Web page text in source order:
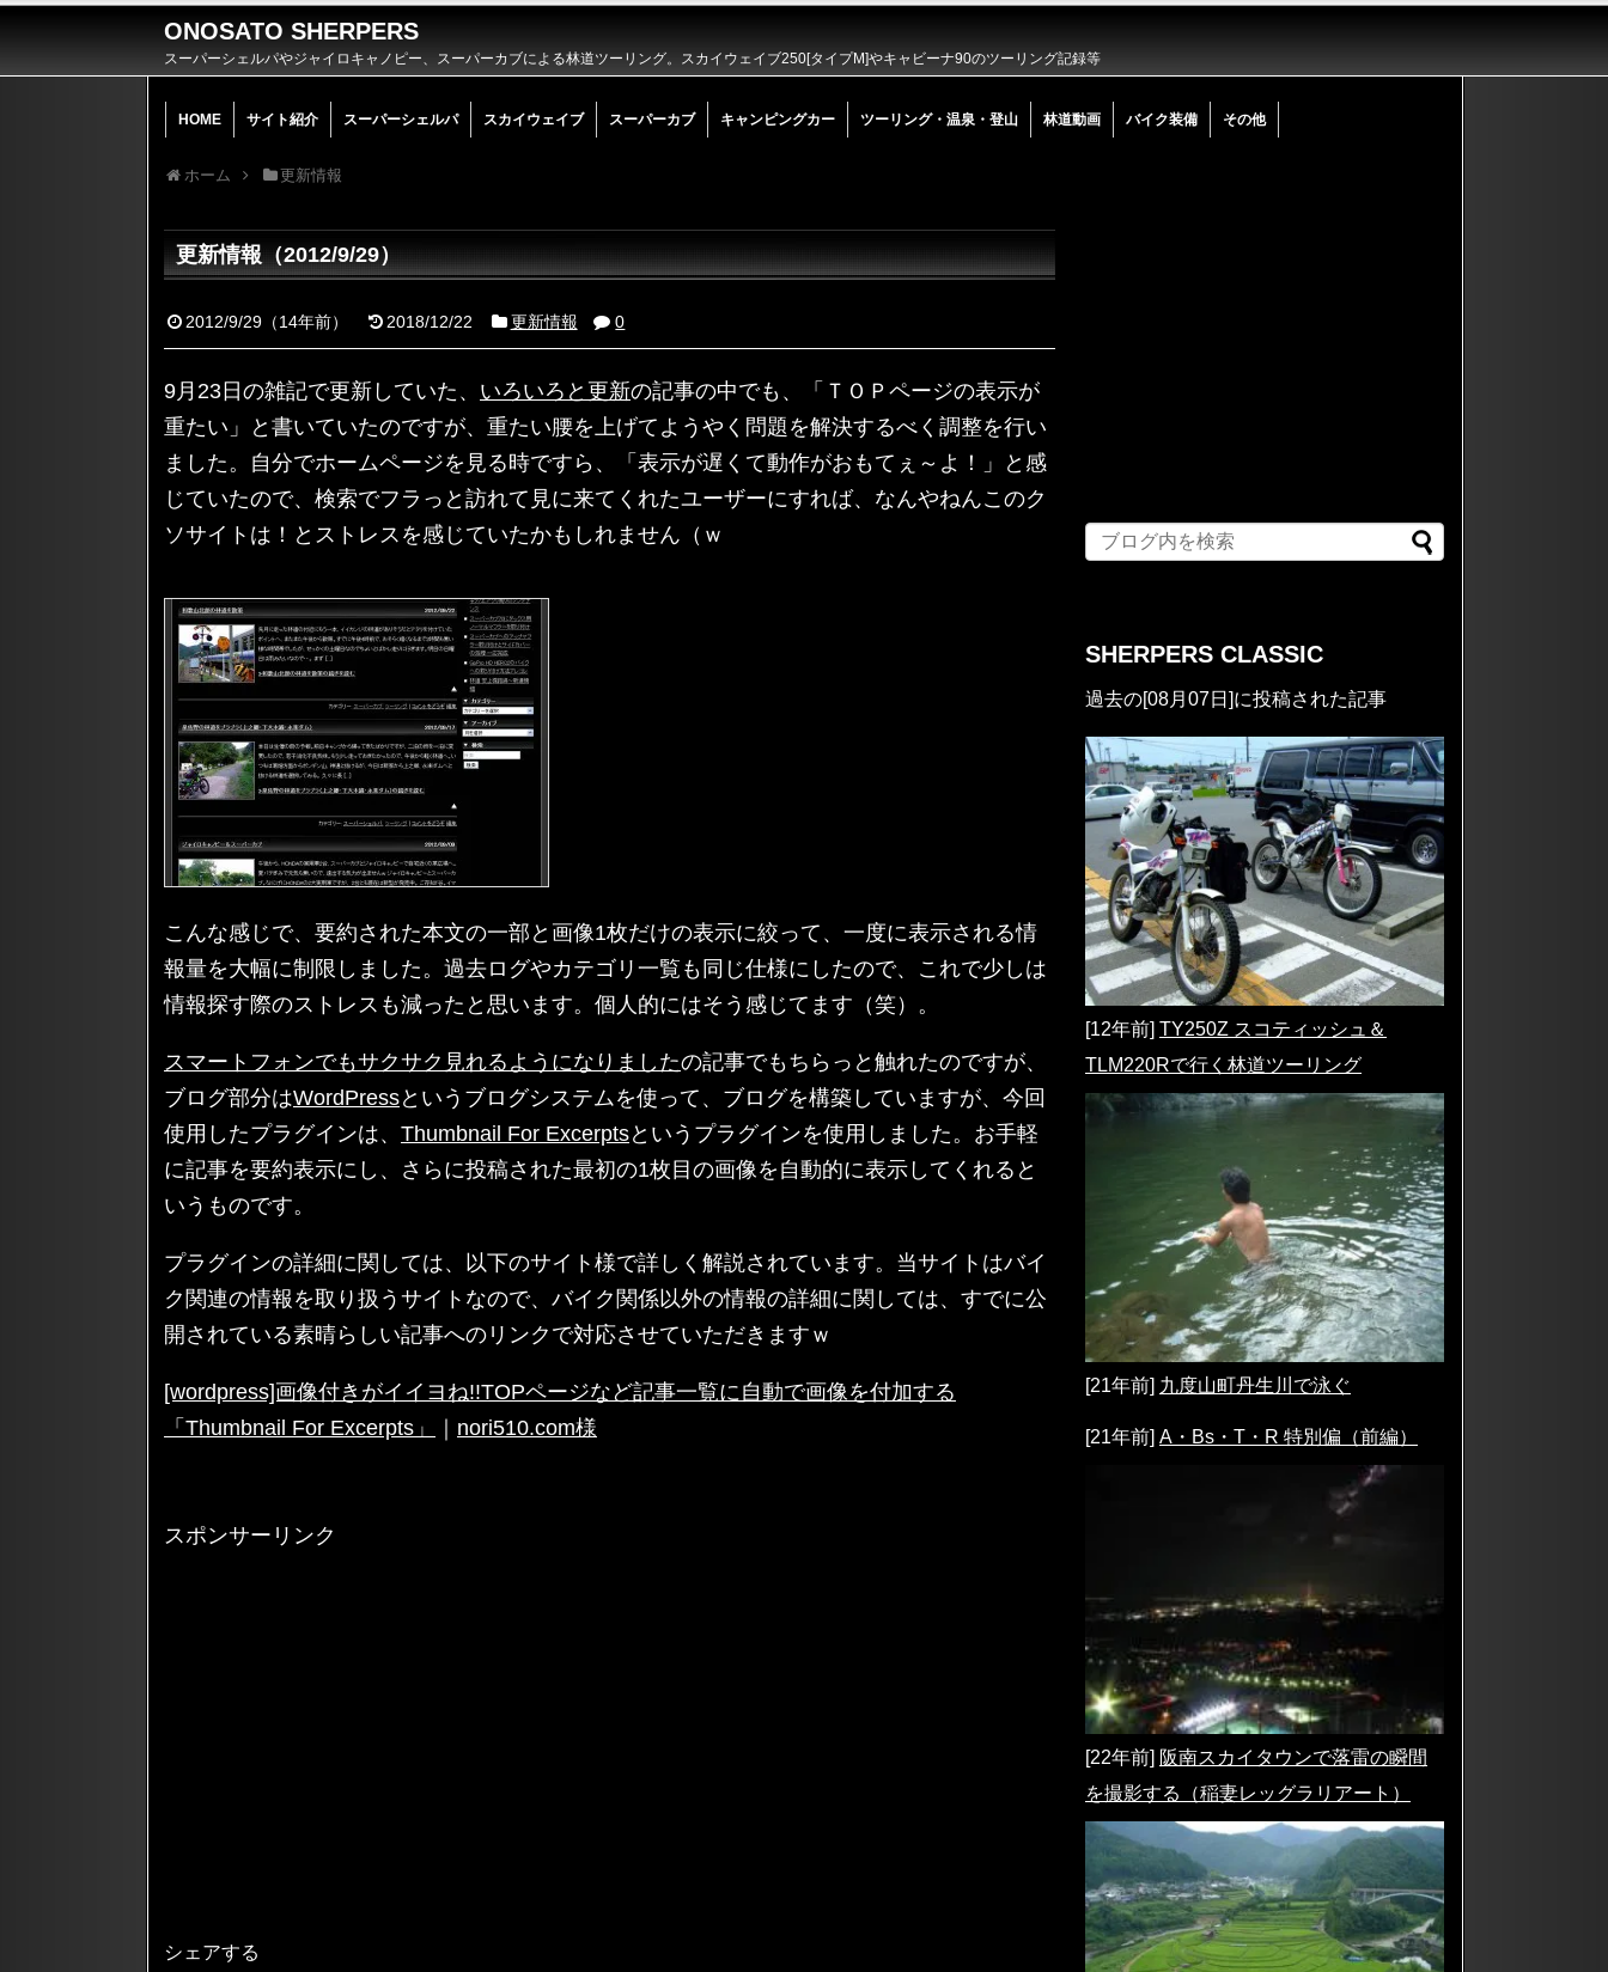
ONOSATO SHERPERS
スーパーシェルパやジャイロキャノピー、スーパーカブによる林道ツーリング。スカイウェイブ250[タイプM]やキャビーナ90のツーリング記録等
HOME サイト紹介 スーパーシェルパ スカイウェイブ スーパーカブ キャンピングカー ツーリング・温泉・登山 林道動画 バイク装備 その他
ホーム 更新情報
更新情報（2012/9/29）
2012/9/29 （14年前） 2018/12/22 更新情報 0
9月23日の雑記で更新していた、 いろいろと更新の記事の中でも、「ＴＯＰページの表示が
重たい」と書いていたのですが、重たい腰を上げてようやく問題を解決するべく調整を行い
ました。自分でホームページを見る時ですら、「表示が遅くて動作がおもてぇ～よ！」と感
じていたので、検索でフラっと訪れて見に来てくれたユーザーにすれば、なんやねんこのク
ソサイトは！とストレスを感じていたかもしれません（ｗ
こんな感じで、要約された本文の一部と画像1枚だけの表示に絞って、一度に表示される情
報量を大幅に制限しました。過去ログやカテゴリ一覧も同じ仕様にしたので、これで少しは
情報探す際のストレスも減ったと思います。個人的にはそう感じてます（笑）。
スマートフォンでもサクサク見れるようになりましたの記事でもちらっと触れたのですが、
ブログ部分はWordPressというブログシステムを使って、ブログを構築していますが、今回
使用したプラグインは、 Thumbnail For Excerptsというプラグインを使用しました。お手軽
に記事を要約表示にし、さらに投稿された最初の1枚目の画像を自動的に表示してくれると
いうものです。
プラグインの詳細に関しては、以下のサイト様で詳しく解説されています。当サイトはバイ
ク関連の情報を取り扱うサイトなので、バイク関係以外の情報の詳細に関しては、すでに公
開されている素晴らしい記事へのリンクで対応させていただきますｗ
[wordpress]画像付きがイイヨね!!TOPページなど記事一覧に自動で画像を付加する
「Thumbnail For Excerpts」
nori510.com様
スポンサーリンク
シェアする
SHERPERS CLASSIC
過去の[08月07日]に投稿された記事
[12年前] TY250Z スコティッシュ＆
TLM220Rで行く林道ツーリング
[21年前] 九度山町丹生川で泳ぐ
[21年前] A・Bs・T・R 特別偏（前編）
[22年前] 阪南スカイタウンで落雷の瞬間
を撮影する（稲妻レッグラリアート）